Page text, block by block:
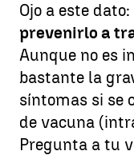
Ojo a este
prevenirlo a
Aunque no es
bastante la
síntomas si se
de vacuna
Pregunta a tu